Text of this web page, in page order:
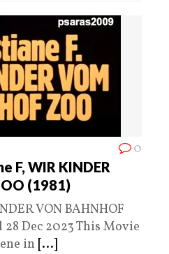
0
F, WIR KINDER
(1981)
VON BAHNHOF
28 Dec 2023 This Movie
in [...]